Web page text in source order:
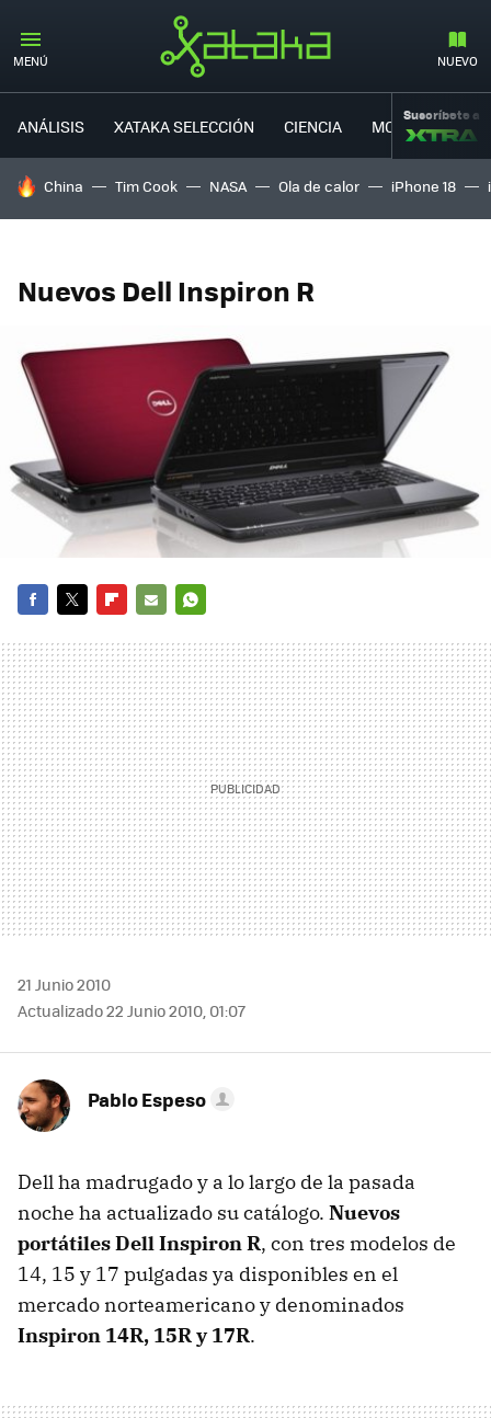
MENÚ NUEVO
ANÁLISIS XATAKA SELECCIÓN CIENCIA MOVILIDAD
Suscríbete a
HOY SE HABLA DE
China Tim Cook NASA Ola de calor iPhone 18
Nuevos Dell Inspiron R
MAIL
21 Junio 2010
Actualizado 22 Junio 2010, 01:07
Pablo Espeso
Dell ha madrugado y a lo largo de la pasada
noche ha actualizado su catálogo. Nuevos
portátiles Dell Inspiron R, con tres modelos de
14, 15 y 17 pulgadas ya disponibles en el
mercado norteamericano y denominados
Inspiron 14R, 15R y 17R.